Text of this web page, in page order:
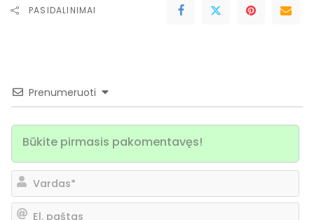
PASIDALINIMAI
Prenumeruoti